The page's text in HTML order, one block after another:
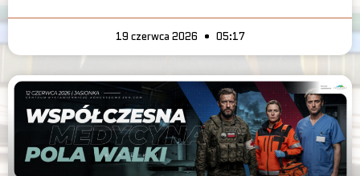
19 czerwca 2026 05:17